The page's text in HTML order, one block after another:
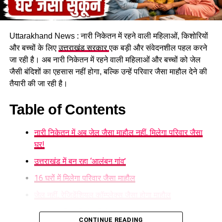
Uttarakhand News : नारी निकेतन में रहने वाली महिलाओं, किशोरियों
और बच्चों के लिएउत्तराखंड सरकारएक बड़ी और संवेदनशील पहल करने
जा रही है। अब नारी निकेतन में रहने वाली महिलाओं और बच्चों को जेल
जैसी बंदिशों का एहसास नहीं होगा, बल्कि उन्हें परिवार जैसा माहौल देने की
तैयारी की जा रही है।
Table of Contents
नारी निकेतन में अब जेल जैसा माहौल नहीं, मिलेगा परिवार जैसा
घर!
उत्तराखंड में बन रहा ‘आलंबन गांव’
16 घरों में मिलेगा परिवार जैसा माहौल
5 एकड़ जमीन की हो रही है तलाश
CONTINUE READING